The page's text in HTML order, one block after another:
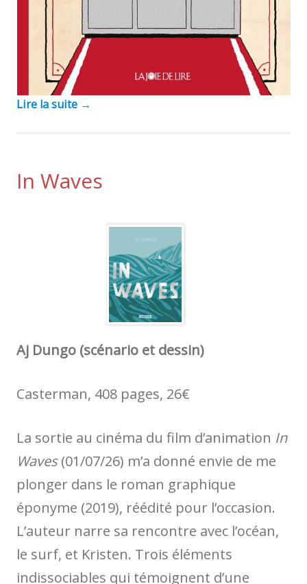
Lire la suite →
In Waves
Aj Dungo (scénario et dessin)
Casterman, 408 pages, 26€
La sortie au cinéma du film d’animation In
Waves(01/07/26) m’a donné envie de me
plonger dans le roman graphique
éponyme (2019), réédité pour l’occasion.
L’auteur narre sa rencontre avec l’océan,
le surf, et Kristen. Trois éléments
indissociables qui témoignent d’une